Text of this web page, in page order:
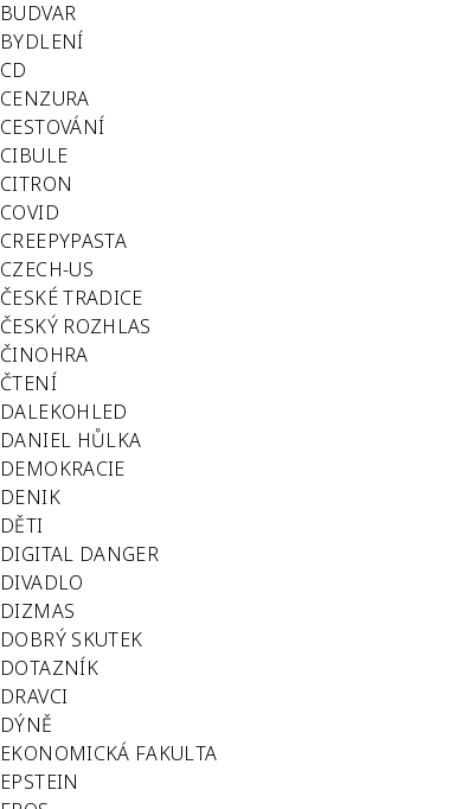
BUDVAR
BYDLENÍ
CD
CENZURA
CESTOVÁNÍ
CIBULE
CITRON
COVID
CREEPYPASTA
CZECH-US
ČESKÉ TRADICE
ČESKÝ ROZHLAS
ČINOHRA
ČTENÍ
DALEKOHLED
DANIEL HŮLKA
DEMOKRACIE
DENIK
DĚTI
DIGITAL DANGER
DIVADLO
DIZMAS
DOBRÝ SKUTEK
DOTAZNÍK
DRAVCI
DÝNĚ
EKONOMICKÁ FAKULTA
EPSTEIN